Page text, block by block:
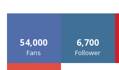
54,000
Fans
6,700
Follower